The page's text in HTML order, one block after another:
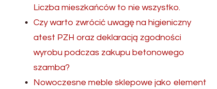
Liczba mieszkańców to nie wszystko.
Czy warto zwrócić uwagę na higieniczny
atest PZH oraz deklaracją zgodności
wyrobu podczas zakupu betonowego
szamba?
Nowoczesne meble sklepowe jako element